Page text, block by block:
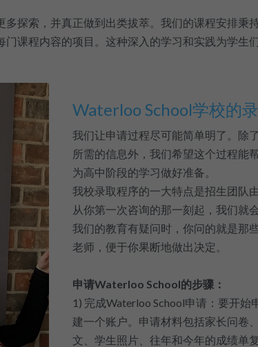
探索，并真正做到出类拔萃。我们的课程安排秉
课程内容的项目。这种深入的学习和实践为学生
Waterloo School学校的
我们让申请过程尽可能简单明了。除
所需的信息外，我们希望这个过程能
为高中阶段的学习做好准备。
我校录取程序的一大特点是招生团队
从你第一次咨询的那一刻起，我们就
我们的教育有疑问时，你问的就是那
老师，便于你果断地做出决定。
申请Waterloo School的步骤：
1) 完成Waterloo School申请：要开始
建一个账户。申请材料包括家长问卷
文、学生照片、往年和今年的成绩单